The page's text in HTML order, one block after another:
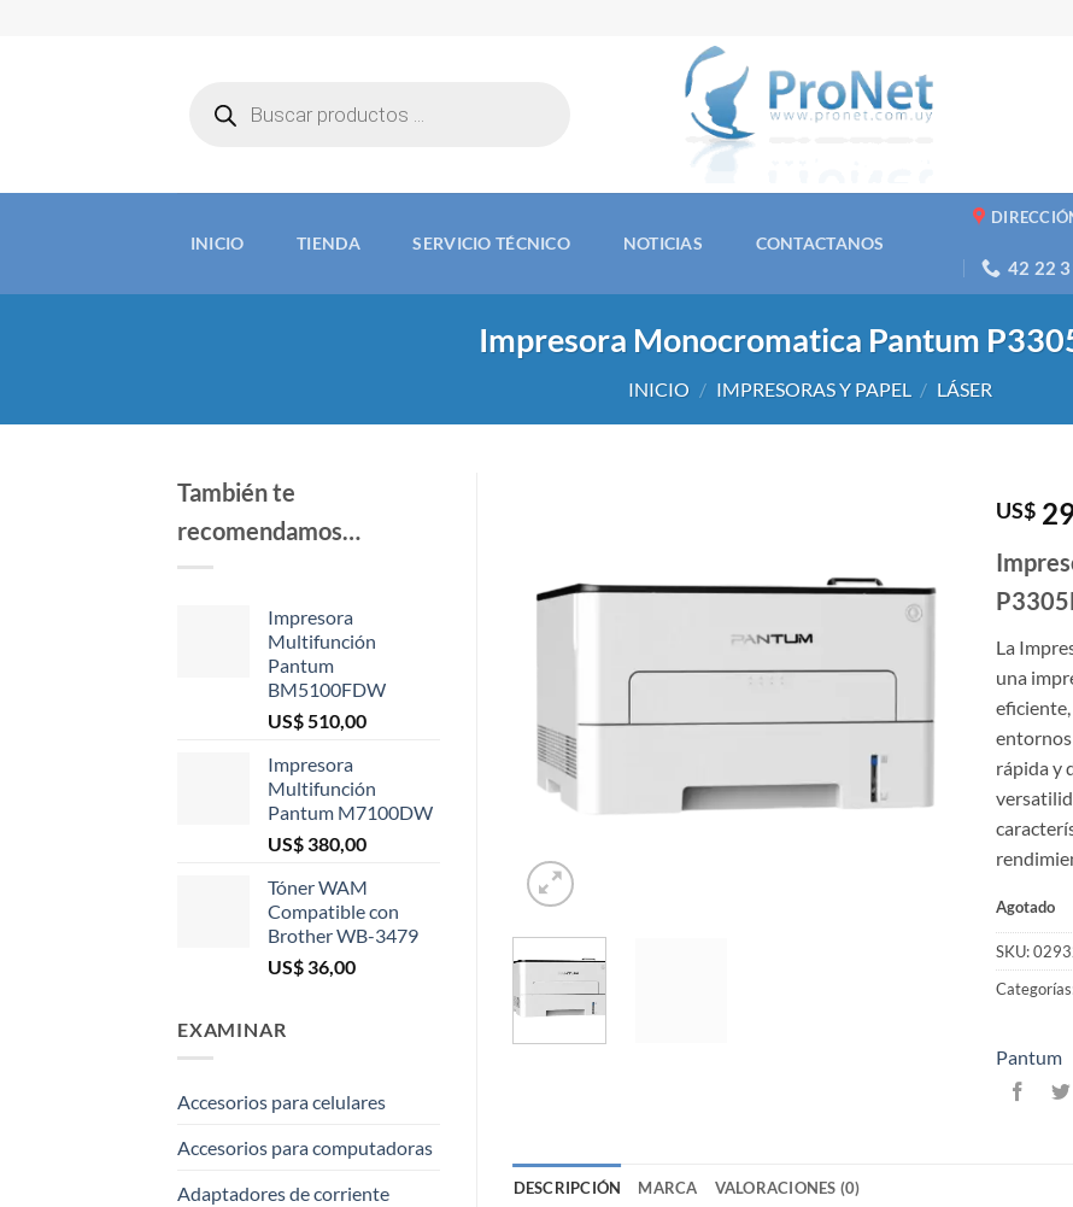
productos
INICIO TIENDA SERVICIO TÉCNICO NOTICIAS CONTACTANOS
42 22
Impresora Monocromatica Pantum
INICIO / IMPRESORAS Y PAPEL / LÁSER
También te
recomendamos…
Impresora
Multifunción
Pantum
BM5100FDW
US$ 510,00
Impresora
Multifunción
Pantum M7100DW
US$ 380,00
Tóner WAM
Compatible con
Brother WB-3479
US$ 36,00
EXAMINAR
Accesorios para celulares
Accesorios para computadoras
Adaptadores de corriente
US$
La
una
rápida y
Agotado
SKU:
Pantum
DESCRIPCIÓN MARCA VALORACIONES (0)